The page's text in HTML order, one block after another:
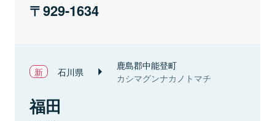
929-1634
石川県 鹿島郡中能登町
カシマグンナカノトマチ
福田